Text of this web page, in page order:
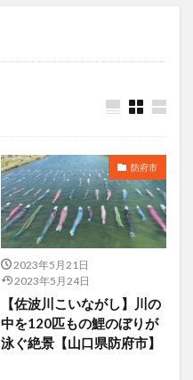
防府市
2023年5月21日
2023年5月24日
【佐波川こいながし】川の
中を120匹もの鯉のぼりが
泳ぐ絶景【山口県防府市】